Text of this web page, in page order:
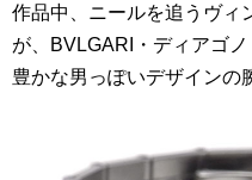
作品中、ニールを追うヴィ
が、BVLGARI・ディアゴ
豊かな男っぽいデザインの